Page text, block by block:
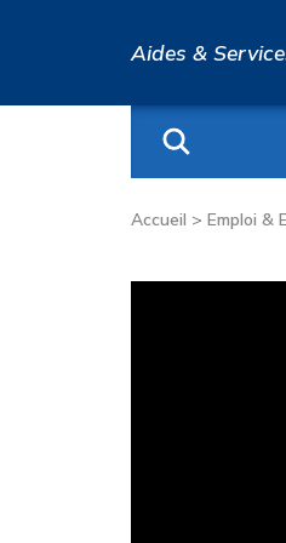
Aides &
Accueil >Emploi &